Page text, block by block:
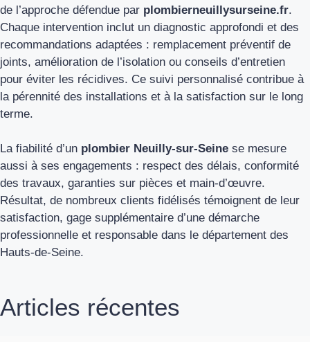
de l’approche défendue par plombierneuillysurseine.fr.
Chaque intervention inclut un diagnostic approfondi et des
recommandations adaptées : remplacement préventif de
joints, amélioration de l’isolation ou conseils d’entretien
pour éviter les récidives. Ce suivi personnalisé contribue à
la pérennité des installations et à la satisfaction sur le long
terme.
La fiabilité d’un plombier Neuilly-sur-Seine se mesure
aussi à ses engagements : respect des délais, conformité
des travaux, garanties sur pièces et main-d’œuvre.
Résultat, de nombreux clients fidélisés témoignent de leur
satisfaction, gage supplémentaire d’une démarche
professionnelle et responsable dans le département des
Hauts-de-Seine.
Articles récentes